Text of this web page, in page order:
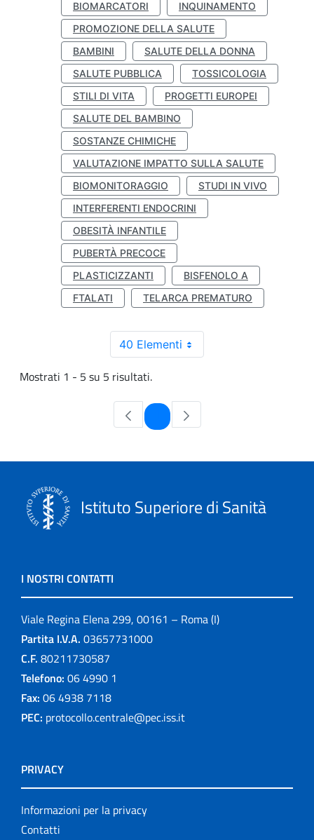
BIOMARCATORI
INQUINAMENTO
PROMOZIONE DELLA SALUTE
BAMBINI
SALUTE DELLA DONNA
SALUTE PUBBLICA
TOSSICOLOGIA
STILI DI VITA
PROGETTI EUROPEI
SALUTE DEL BAMBINO
SOSTANZE CHIMICHE
VALUTAZIONE IMPATTO SULLA SALUTE
BIOMONITORAGGIO
STUDI IN VIVO
INTERFERENTI ENDOCRINI
OBESITÀ INFANTILE
PUBERTÀ PRECOCE
PLASTICIZZANTI
BISFENOLO A
FTALATI
TELARCA PREMATURO
40 Elementi
Mostrati 1 - 5 su 5 risultati.
Pagina
Istituto Superiore di Sanità
I NOSTRI CONTATTI
Viale Regina Elena 299, 00161 – Roma (I)
Partita I.V.A. 03657731000
C.F. 80211730587
Telefono: 06 4990 1
Fax: 06 4938 7118
PEC: protocollo.centrale@pec.iss.it
PRIVACY
Informazioni per la privacy
Contatti